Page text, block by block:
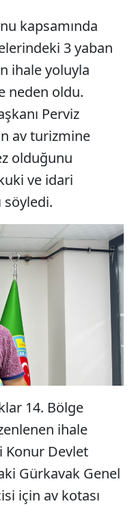
kapsamında
3 yaban
ihale yoluyla
neden oldu.
Perviz
av turizmine
olduğunu
ve idari
söyledi.
14. Bölge
ihale
Konur Devlet
Gürkavak Genel
için av kotası